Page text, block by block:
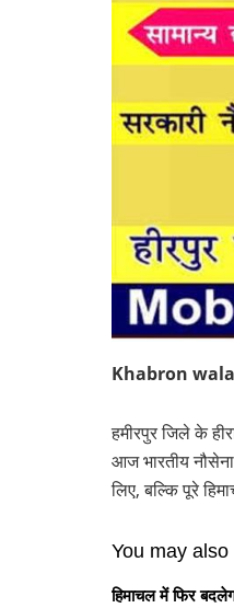
Khabron wala
हमीरपुर जिले के
आज भारतीय
लिए, बल्कि पूरे
You may also
हिमाचल में फिर